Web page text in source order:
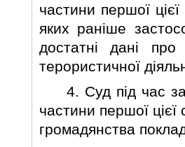
частини першої
яких ранiше
достатнi данi про
терористичної
4. Суд пiд час
частини першої
громадянства